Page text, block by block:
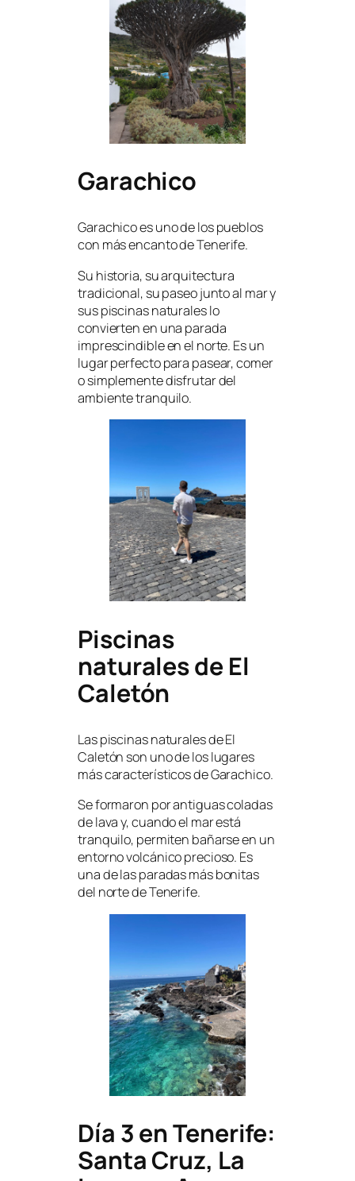
Garachico
Garachico es uno de los pueblos
con más encanto de Tenerife.
Su historia, su arquitectura
tradicional, su paseo junto al mar y
sus piscinas naturales lo
convierten en una parada
imprescindible en el norte. Es un
lugar perfecto para pasear, comer
o simplemente disfrutar del
ambiente tranquilo.
Piscinas
naturales de El
Caletón
Las piscinas naturales de El
Caletón son uno de los lugares
más característicos de Garachico.
Se formaron por antiguas coladas
de lava y, cuando el mar está
tranquilo, permiten bañarse en un
entorno volcánico precioso. Es
una de las paradas más bonitas
del norte de Tenerife.
Día 3 en Tenerife:
Santa Cruz, La